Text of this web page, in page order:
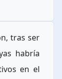
tras ser
habría
en el